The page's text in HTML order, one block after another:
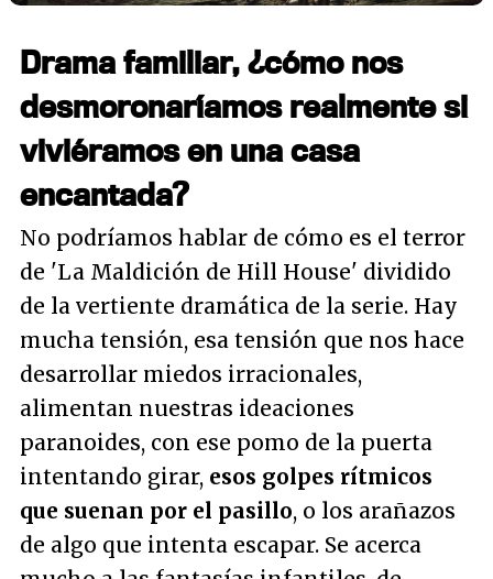
Drama familiar, ¿cómo nos
desmoronaríamos realmente si
viviéramos en una casa
encantada?
No podríamos hablar de cómo es el terror
de 'La Maldición de Hill House' dividido
de la vertiente dramática de la serie. Hay
mucha tensión, esa tensión que nos hace
desarrollar miedos irracionales,
alimentan nuestras ideaciones
paranoides, con ese pomo de la puerta
intentando girar, esos golpes rítmicos
que suenan por el pasillo, o los arañazos
de algo que intenta escapar. Se acerca